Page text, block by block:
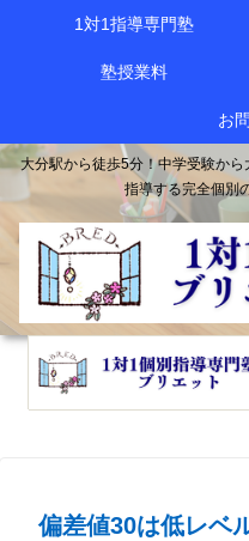
大分駅から徒歩5分！中学受験か
指導する完全個別
1対1指導専門塾
塾授業料
お
偏差値30は低レベ